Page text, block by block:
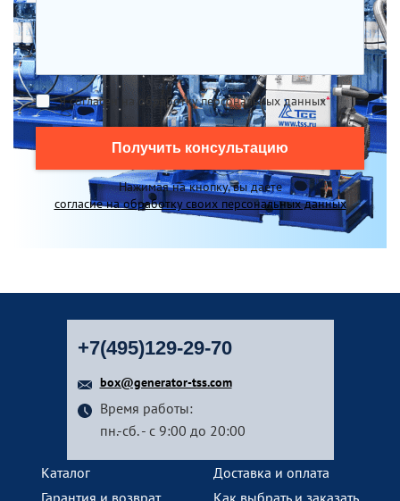
Я согласен на обработку персональных данных*
Получить консультацию
Нажимая на кнопку, вы даете
согласие на обработку своих персональных данных
+7(495)129-29-70
box@generator-tss.com
Время работы:
пн.-сб. - с 9:00 до 20:00
Каталог
Доставка и оплата
Гарантия и возврат
Как выбрать и заказать